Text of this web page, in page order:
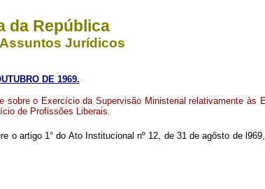
da República
Jurídicos
DE 1969.
sobre o Exercício da Supervisão Ministerial relativamente às
de Profissões Liberais.
o artigo 1° do Ato Institucional nº 12, de 31 de agôsto de